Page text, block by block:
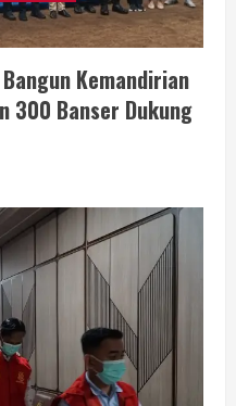
Kemandirian
300 Banser Dukung